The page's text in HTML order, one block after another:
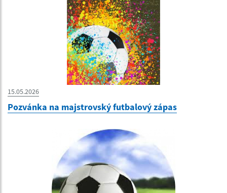
15.05.2026
Pozvánka na majstrovský futbalový zápas